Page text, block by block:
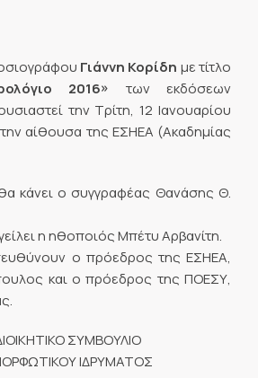
Γιάννη Κορίδη με τίτλο
2016» των εκδόσεων
την Τρίτη, 12 Ιανουαρίου
αίθουσα της ΕΣΗΕΑ (Ακαδημίας
κάνει ο συγγραφέας Θανάσης Θ.
η ηθοποιός Μπέτυ Αρβανίτη.
ο πρόεδρος της ΕΣΗΕΑ,
και ο πρόεδρος της ΠΟΕΣΥ,
ΣΥΜΒΟΥΛΙΟ
ΙΔΡΥΜΑΤΟΣ